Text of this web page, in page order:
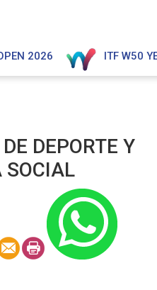
2026 ITF W50
DEPORTE Y
SOCIAL